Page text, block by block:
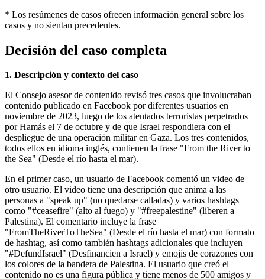
* Los resúmenes de casos ofrecen información general sobre los
casos y no sientan precedentes.
Decisión del caso completa
1. Descripción y contexto del caso
El Consejo asesor de contenido revisó tres casos que involucraban
contenido publicado en Facebook por diferentes usuarios en
noviembre de 2023, luego de los atentados terroristas perpetrados
por Hamás el 7 de octubre y de que Israel respondiera con el
despliegue de una operación militar en Gaza. Los tres contenidos,
todos ellos en idioma inglés, contienen la frase "From the River to
the Sea" (Desde el río hasta el mar).
En el primer caso, un usuario de Facebook comentó un video de
otro usuario. El video tiene una descripción que anima a las
personas a "speak up" (no quedarse calladas) y varios hashtags
como "#ceasefire" (alto al fuego) y "#freepalestine" (liberen a
Palestina). El comentario incluye la frase
"FromTheRiverToTheSea" (Desde el río hasta el mar) con formato
de hashtag, así como también hashtags adicionales que incluyen
"#DefundIsrael" (Desfinancien a Israel) y emojis de corazones con
los colores de la bandera de Palestina. El usuario que creó el
contenido no es una figura pública y tiene menos de 500 amigos y